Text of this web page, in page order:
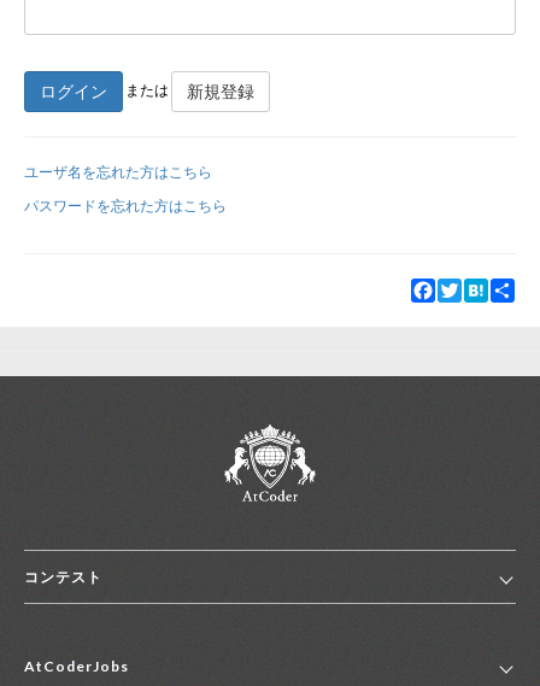
新規登録
ログイン または 新規登録
ユーザ名を忘れた方はこちら
パスワードを忘れた方はこちら
Facebook
TwitterHatena
コンテスト
コンテスト一覧
AtCoderJobs